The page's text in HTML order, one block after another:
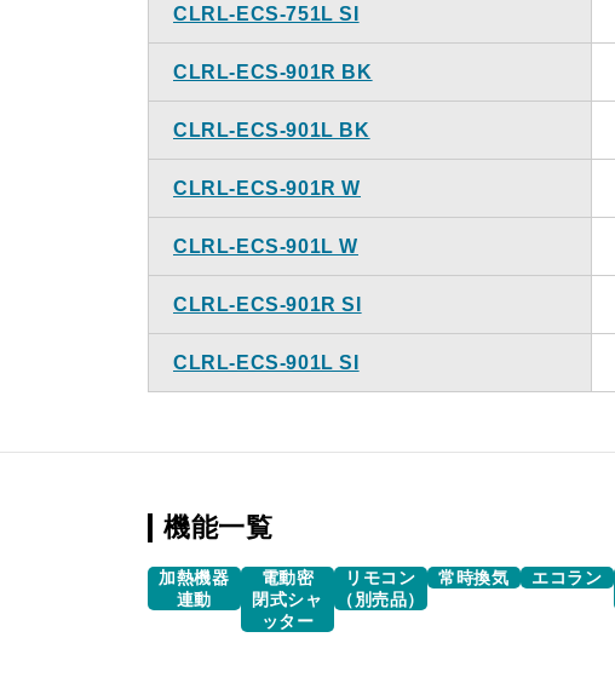
CLRL-ECS-751L SI
CLRL-ECS-901R BK
CLRL-ECS-901L BK
CLRL-ECS-901R W
CLRL-ECS-901L W
CLRL-ECS-901R SI
CLRL-ECS-901L SI
機能一覧
加熱機器
連動
電動密
閉式シャ
ッター
リモコン
（別売品）
常時換気 エコラン